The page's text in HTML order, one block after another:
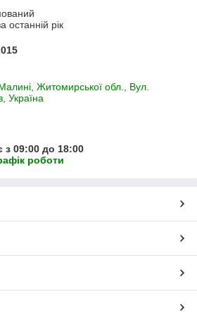
починається з
виконується дерев'яним
профілем: вони кріпляться
40 см. Потім відбувається сам
планка закріплюється на пазі щита, а
з допомогою саморізів або
можна приступати до
зі спеціальними
звичайного приміщення – то
останній рік
Житомирської обл., Вул.
Україна
з 09:00 до 18:00
роботи